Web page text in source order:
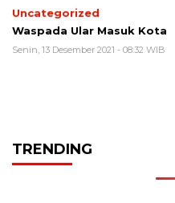
Uncategorized
Waspada Ular Masuk Kota
Senin, 13 Desember 2021 - 08:32 WIB
TRENDING